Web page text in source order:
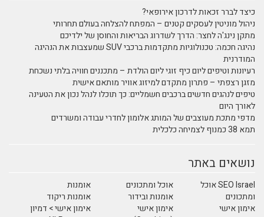
כיצד לברר זכאות לדרכון אירופאי?
ניהול מוניטין לעסקים קטנים – המפתח להצלחה בעולם תחרותי
מתקן נינג'ה לחצר: הדרך לשדרוג הבריאות והחוסן של ילדיכם
נהיגה חכמה: טכנולוגיות מתקדמות ברכבי SUV שמעצבות את הנהיגה
המודרנית
רעיונות וטיפים ליום כיף זוגי ליום הולדת – מתכננים חוויה בלתי נשכחת
מזגן רצפתי – פתרון מתקדם למיזוג אוויר מותאם אישית
טיפים לנהגים חדשים ברכבים חשמליים: כך תוכלו לנהל נכון את הטעינה
לאורך היום
מדפי מתכת מעוצבים של המותג אלומון לחדרי עבודה ומשרדים
תמא 38 כמנוף לצמיחה כלכלית
נושאים באתר
SEO Israel אוכל
ומתכונים
אוכל ומתכונים
אומנות
אומנות ובידור
אומנות ריקוד
אימון אישי
אימון אישי
אימון אישי > דמיון